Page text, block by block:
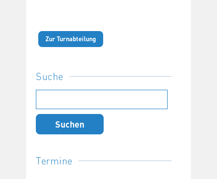
Zur Turnabteilung
Suche
nach:
Termine